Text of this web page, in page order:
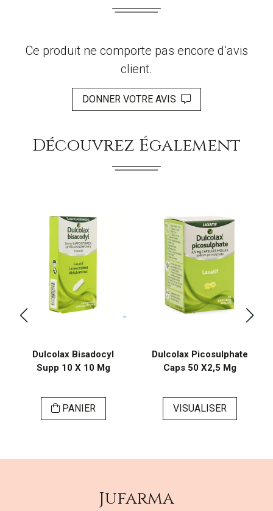
Ce produit ne comporte pas encore d’avis
client.
DONNER VOTRE AVIS
Découvrez Également
Dulcolax Bisadocyl
Supp 10 X 10 Mg
PANIER
Dulcolax Picosulphate
Caps 50 X2,5 Mg
VISUALISER
Jufarma